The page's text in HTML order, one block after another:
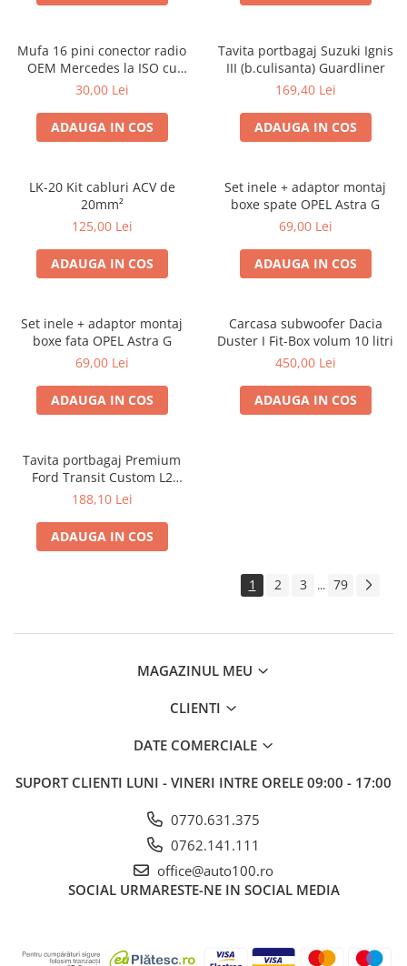
Mufa 16 pini conector radio
OEM Mercedes la ISO cu
sistem Audio 10
30,00 Lei
ADAUGA IN COS
Tavita portbagaj Suzuki Ignis
III (b.culisanta) Guardliner
169,40 Lei
ADAUGA IN COS
LK-20 Kit cabluri ACV de
20mm²
125,00 Lei
ADAUGA IN COS
Set inele + adaptor montaj
boxe spate OPEL Astra G
69,00 Lei
ADAUGA IN COS
Set inele + adaptor montaj
boxe fata OPEL Astra G
69,00 Lei
ADAUGA IN COS
Carcasa subwoofer Dacia
Duster I Fit-Box volum 10 litri
450,00 Lei
ADAUGA IN COS
Tavita portbagaj Premium
Ford Transit Custom L2
fabricatie 01.2013 - prezent
188,10 Lei
ADAUGA IN COS
1 2 3 ... 79
MAGAZINUL MEU
CLIENTI
DATE COMERCIALE
SUPORT CLIENTI LUNI - VINERI INTRE ORELE 09:00 - 17:00
0770.631.375
0762.141.111
office@auto100.ro
SOCIAL URMARESTE-NE IN SOCIAL MEDIA